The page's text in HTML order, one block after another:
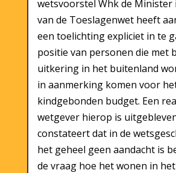
wetsvoorstel Whk de Minister
van de Toeslagenwet heeft
een toelichting expliciet in te
positie van personen die met
uitkering in het buitenland
in aanmerking komen voor
kindgebonden budget. Een
wetgever hierop is
constateert dat in de
het geheel geen aandacht is
de vraag hoe het wonen in